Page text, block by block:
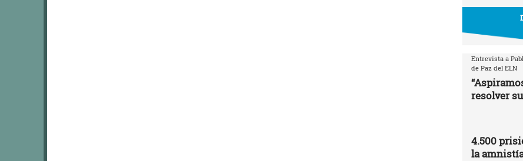
Entrevista a
de Paz del ELN
resolver
4.500
la